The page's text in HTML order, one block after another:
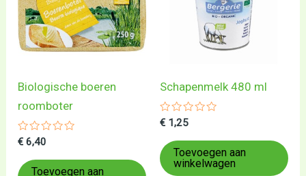
Biologische boeren
roomboter
Gewaardeerd
uit
5
€ 6,40
Toevoegen aan
Schapenmelk 480 ml
Gewaardeerd
uit
5
€ 1,25
Toevoegen aan
winkelwagen